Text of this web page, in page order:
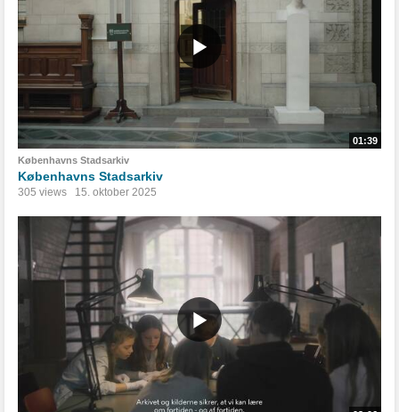
01:39
Københavns Stadsarkiv
Københavns Stadsarkiv
305 views 15. oktober 2025